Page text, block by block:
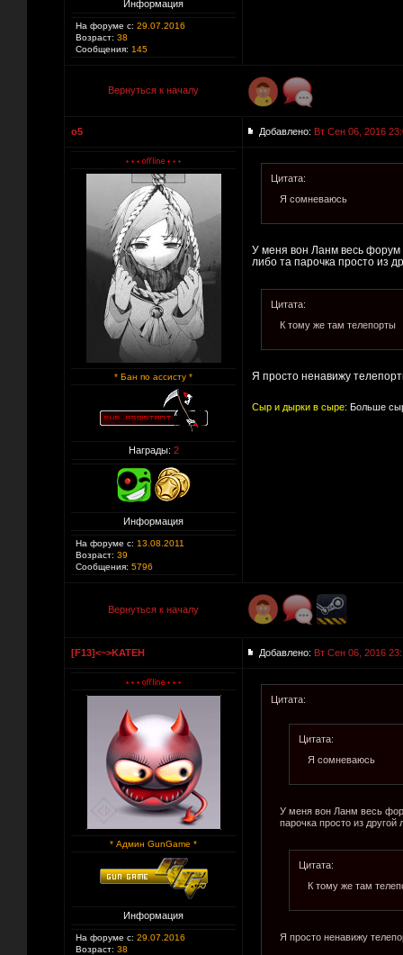
Информация
На форуме с: 29.07.2016
Возраст: 38
Сообщения: 145
Вернуться к началу
o5 Добавлено: Вт Сен 06, 2016
* Бан по ассисту *
Награды: 2
Информация
На форуме с: 13.08.2011
Возраст: 39
Сообщения: 5796
Цитата:
Я сомневаюсь
У меня вон Ланм весь форум
либо та парочка просто из
Цитата:
К тому же там телепорты
Я просто ненавижу
Сыр и дырки в сыре: Больше
Вернуться к началу
[F13]<~>KATEH Добавлено: Вт Сен 06, 2016
* Админ GunGame *
Информация
На форуме с: 29.07.2016
Возраст: 38
Цитата:
Цитата:
Я сомневаюсь
У меня вон Ланм весь
парочка просто из другой
Цитата:
К тому же там
Я просто ненавижу